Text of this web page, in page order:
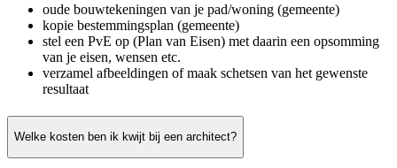
oude bouwtekeningen van je pad/woning (gemeente)
kopie bestemmingsplan (gemeente)
stel een PvE op (Plan van Eisen) met daarin een opsomming
van je eisen, wensen etc.
verzamel afbeeldingen of maak schetsen van het gewenste
resultaat
Welke kosten ben ik kwijt bij een architect?